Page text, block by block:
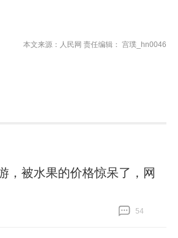
本文来源：人民网 责任编辑： 宫璞_hn0046
，被水果的价格惊呆了，网
54